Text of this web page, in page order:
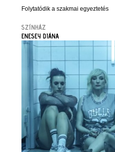
Folytatódik a szakmai egyeztetés
SZÍNHÁZ
ENESEY DIÁNA